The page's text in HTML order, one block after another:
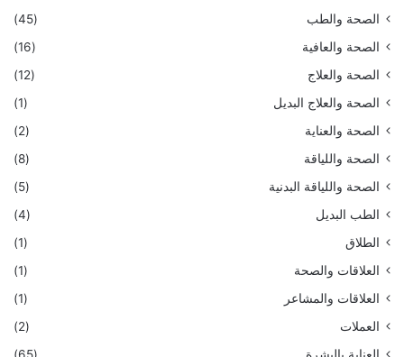
الصحة والطب
(45)
الصحة والعافية
(16)
الصحة والعلاج
(12)
الصحة والعلاج البديل
(1)
الصحة والعناية
(2)
الصحة واللياقة
(8)
الصحة واللياقة البدنية
(5)
الطب البديل
(4)
الطلاق
(1)
العلاقات والصحة
(1)
العلاقات والمشاعر
(1)
العملات
(2)